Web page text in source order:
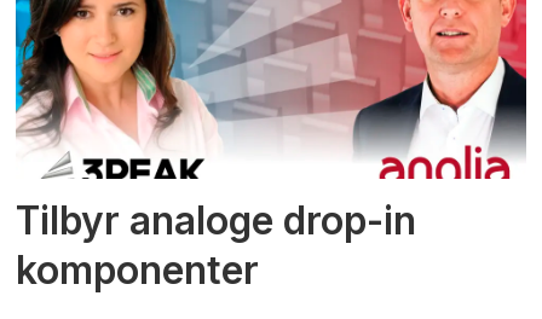
Tilbyr analoge drop-in
komponenter